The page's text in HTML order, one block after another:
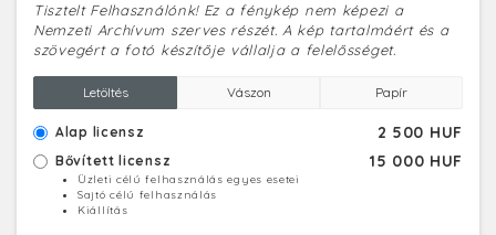
Tisztelt Felhasználónk! Ez a fénykép nem képezi a
Nemzeti Archívum szerves részét. A kép tartalmáért és a
szövegért a fotó készítője vállalja a felelősséget.
Letöltés Vászon Papír
Alap licensz 2 500 HUF
Bővített licensz 15 000 HUF
Üzleti célú felhasználás egyes esetei
Sajtó célú felhasználás
Kiállítás